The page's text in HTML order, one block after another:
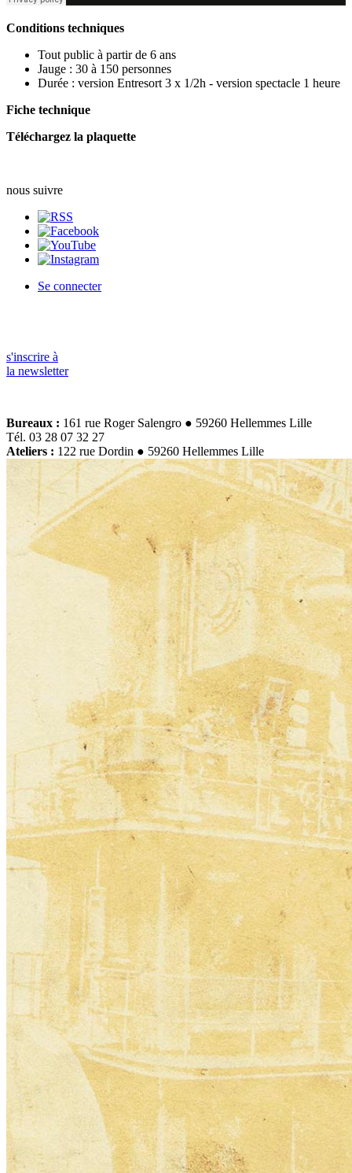
Conditions techniques
Tout public à partir de 6 ans
Jauge : 30 à 150 personnes
Durée : version Entresort 3 x 1/2h - version spectacle 1 heure
Fiche technique
Téléchargez la plaquette
nous suivre
Se connecter
s'inscrire à
la newsletter
Bureaux : 161 rue Roger Salengro ● 59260 Hellemmes Lille
Tél. 03 28 07 32 27
Ateliers : 122 rue Dordin ● 59260 Hellemmes Lille